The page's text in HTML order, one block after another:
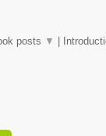
posts ▼